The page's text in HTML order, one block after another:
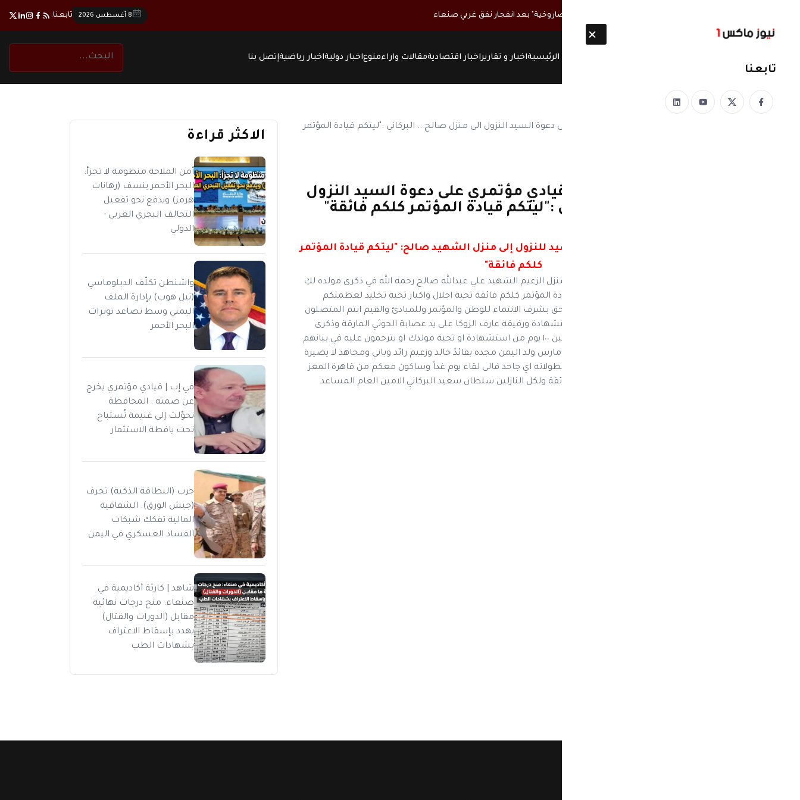
8 أغسطس 2026 تابعنا:
الرئيسيةاخبار و تقاريراخبار اقتصاديةمقالات واراءمنوعاخبار دوليةاخبار رياضيةإتصل بنا
تابعنا
ورد الان: في اول تعليق لقيادي مؤتمري على دعوة السيد النزول
الى منزل صالح .. البركاني :"ليتكم قيادة المؤتمر كلكم فائقة"
البركاني معلقاً على دعوة فائقة السيد للنزول إلى منزل الشهيد صالح: "ليتكم قيادة المؤتمر
كلكم فائقة"
نيوز ماكس ون: الى الأحبة النازليين غداً الى منزل الزعيم الشهيد علي عبدالله صالح رحمه الله في ذكرى مولده لكِ
فائقة ولكم أجل التحايا وأصدقها وليتكم قيادة المؤتمر كلكم فائقة تحية اجلال واكبار تحية تخليد لعظمتكم
ونبلكم ايها النازلون بعيد عن العاجزون انتم احق بشرف الانتماء للوطن والمؤتمر وللمبادئ والقيم انتم المتصلون
بروح الزعيم الشهيد بعد مرور ١٠٠ يوم من استشهادة ورفيقة عارف الزوكا على يد عصابة الحوثي المارقة وذكرى
مولده حينما عجز الكراكيس عن مجرد ذكر تأبين ١٠٠ يوم من استشهادة او تحية مولدك او يترحمون عليه في بيانهم
المسخ الصادر عن اللجنة العامة نعم يوم ٢١ مارس ولد اليمن مجده بقائدً خالد وزعيم رائد وباني ومجاهد لا يضيرة
الخونة ولا القتلة ولاينتقص منه ومن دوره وبطولاته اي جاحد فالى لقاء يوم غداً وساكون معكم من قاهرة المعز
على الهواء مباشرتاً تحية اجلال واكبار لكي فائقة ولكل النازلين سلطان سعيد البركاني الامين العام المساعد
الاكثر قراءة
أمن الملاحة منظومة لا تجزأ:
البحر الأحمر ينسف (رهانات
هرمز) ويدفع نحو تفعيل
التحالف البحري العربي -
الدولي
واشنطن تكلّف الدبلوماسي
(نيل هوب) بإدارة الملف
اليمني وسط تصاعد توترات
البحر الأحمر
في إب | قيادي مؤتمري يخرج
عن صمته : المحافظة
تحوّلت إلى غنيمة تُستباح
تحت يافطة الاستثمار
حرب (البطاقة الذكية) تجرف
(جيش الورق): الشفافية
المالية تفكك شبكات
الفساد العسكري في اليمن
شاهد | كارثة أكاديمية في
صنعاء: منح درجات نهائية
مقابل (الدورات والقتال)
يهدد بإسقاط الاعتراف
بشهادات الطب